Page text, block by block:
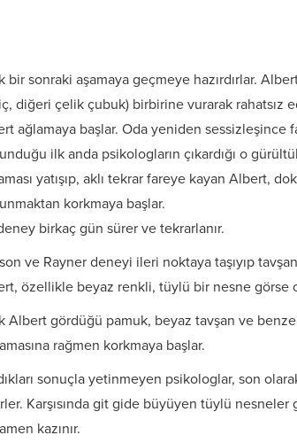
bir sonraki aşamaya geçmeye hazırdırlar.
diğeri çelik çubuk) birbirine vurarak rahatsız
ağlamaya başlar. Oda yeniden
ilk anda psikologların çıkardığı o
yatışıp, aklı tekrar fareye kayan Albert,
korkmaya başlar.
birkaç gün sürer ve tekrarlanır.
ve Rayner deneyi ileri noktaya taşıyıp
özellikle beyaz renkli, tüylü bir nesne görse
Albert gördüğü pamuk, beyaz tavşan ve
rağmen korkmaya başlar.
sonuçla yetinmeyen psikologlar, son
Karşısında git gide büyüyen tüylü nesneler
kazınır.